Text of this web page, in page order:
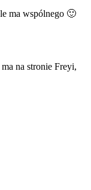
ma wspólnego 🙂
na stronie Freyi,